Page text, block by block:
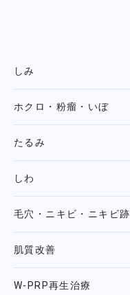
しみ
ホクロ・粉瘤・いぼ
たるみ
しわ
毛穴・ニキビ・ニキビ跡
肌質改善
W-PRP再生治療